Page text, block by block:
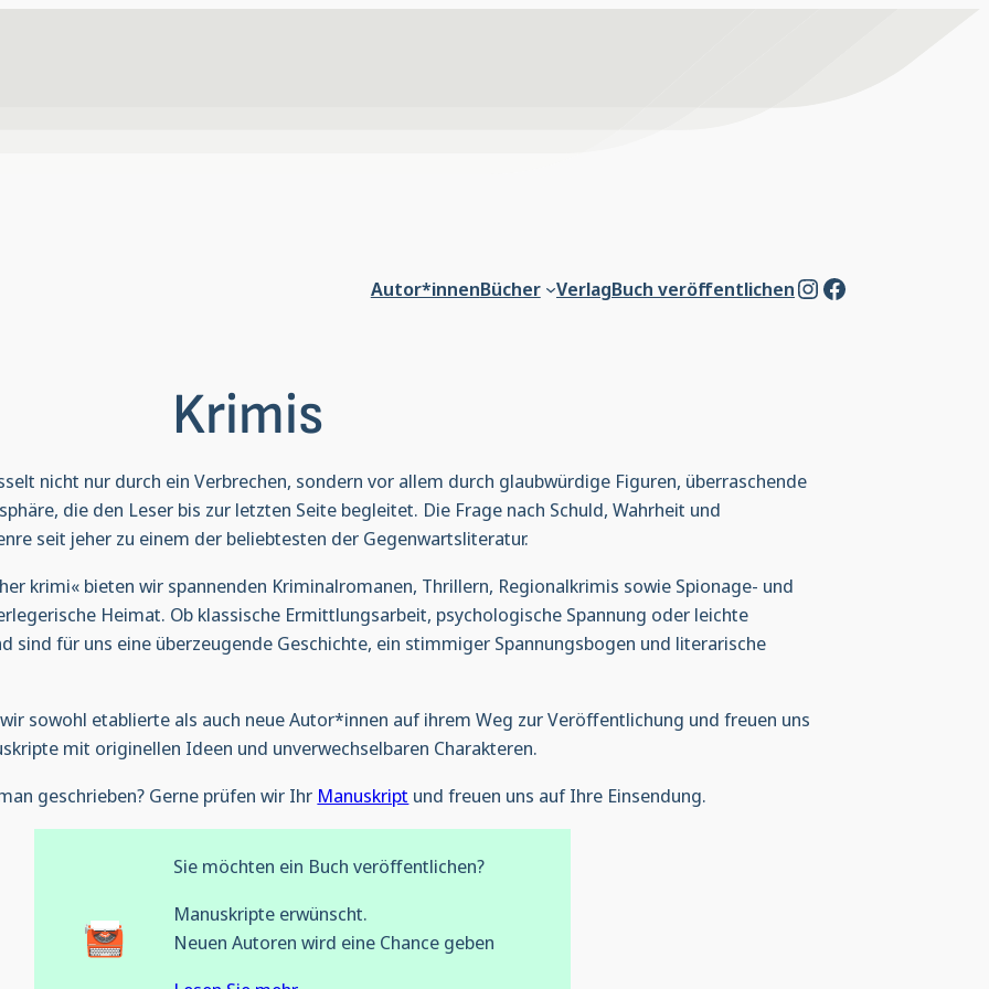
Autor*innenBücher VerlagBuch veröffentlichenInstagram
Facebook
Krimis
nicht nur durch ein Verbrechen, sondern vor allem durch glaubwürdige Figuren, überraschende
die den Leser bis zur letzten Seite begleitet. Die Frage nach Schuld, Wahrheit und
seit jeher zu einem der beliebtesten der Gegenwartsliteratur.
krimi« bieten wir spannenden Kriminalromanen, Thrillern, Regionalkrimis sowie Spionage- und
Heimat. Ob klassische Ermittlungsarbeit, psychologische Spannung oder leichte
sind für uns eine überzeugende Geschichte, ein stimmiger Spannungsbogen und literarische
sowohl etablierte als auch neue Autor*innen auf ihrem Weg zur Veröffentlichung und freuen uns
mit originellen Ideen und unverwechselbaren Charakteren.
geschrieben? Gerne prüfen wir Ihr Manuskript und freuen uns auf Ihre Einsendung.
Sie möchten ein Buch veröffentlichen?
Manuskripte erwünscht.
Neuen Autoren wird eine Chance geben